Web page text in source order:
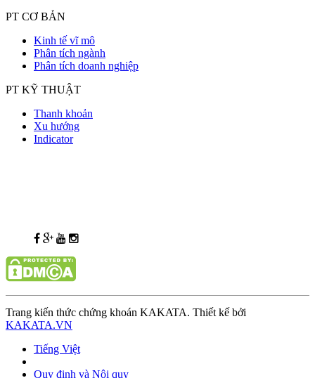
PT CƠ BẢN
Kinh tế vĩ mô
Phân tích ngành
Phân tích doanh nghiệp
PT KỸ THUẬT
Thanh khoản
Xu hướng
Indicator
Trang kiến thức chứng khoán KAKATA. Thiết kế bởi
KAKATA.VN
Tiếng Việt
Quy định và Nội quy